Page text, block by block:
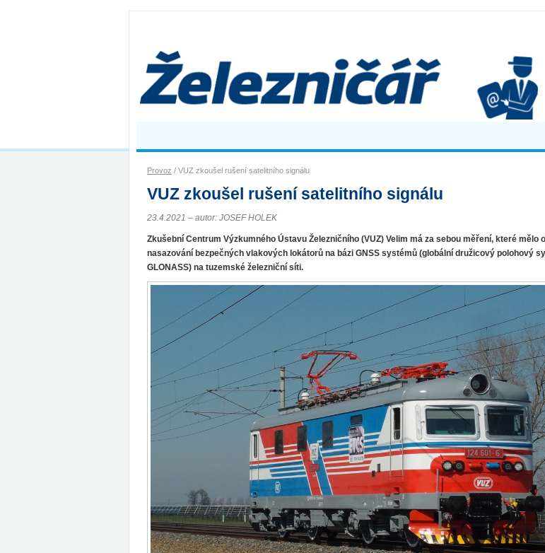
Provoz / VUZ zkoušel rušení satelitního signálu
VUZ zkoušel rušení satelitního signálu
23.4.2021 – autor: JOSEF HOLEK
Zkušební Centrum Výzkumného Ústavu Železničního (VUZ) Velim má za sebou měření, které mělo
nasazování bezpečných vlakových lokátorů na bázi GNSS systémů (globální družicový polohový
GLONASS) na tuzemské železniční síti.